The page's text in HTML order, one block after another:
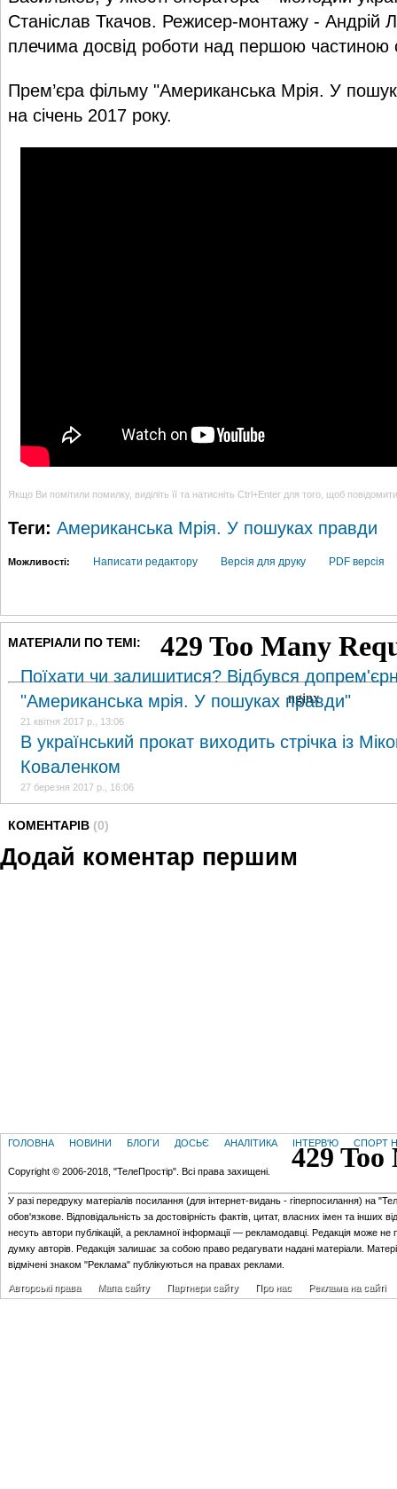
Станіслав Ткачов. Режисер-монтажу - Андрій
плечима досвід роботи над першою частиною
Прем’єра фільму "Американська Мрія. У
на січень 2017 року.
Якщо Ви помітили помилку, виділіть її та натисніть Ctrl+Enter для того, щоб
Теги: Американська Мрія. У пошуках правди
Можливості: Написати редактору Версія для друку PDF версія
МАТЕРІАЛИ ПО ТЕМІ:
Поїхати чи залишитися? Відбувся
"Американська мрія. У пошуках правди"
21 квітня 2017 р., 13:06
В український прокат виходить стрічка із
Коваленком
27 березня 2017 р., 16:06
КОМЕНТАРІВ (0)
Додай коментар першим
ГОЛОВНА НОВИНИ БЛОГИ ДОСЬЄ АНАЛІТИКА ІНТЕРВ'Ю СПОРТ
Copyright © 2006-2018, "ТелеПростір". Всі права захищені.
У разі передруку матеріалів посилання (для iнтернет-видань - гiперпосилання) на
обов'язкове. Відповідальність за достовірність фактів, цитат, власних імен та інших
несуть автори публікацій, а рекламної інформації — рекламодавці. Редакція може не
думку авторів. Редакція залишає за собою право редагувати надані матеріали.
відмічені знаком "Реклама" публікуються на правах реклами.
Авторські права Мапа сайту Партнери сайту Про нас Реклама на сайті